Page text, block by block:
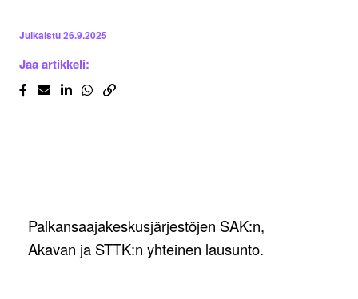
Julkaistu26.9.2025
Jaa artikkeli:
Palkansaajakeskusjärjestöjen SAK:n,
Akavan ja STTK:n yhteinen lausunto.